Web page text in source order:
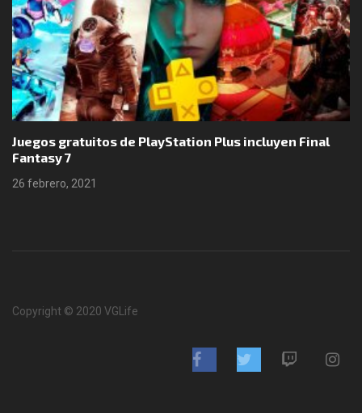
Juegos gratuitos de PlayStation Plus incluyen Final
Fantasy 7
26 febrero, 2021
Copyright © 2020 VGLife